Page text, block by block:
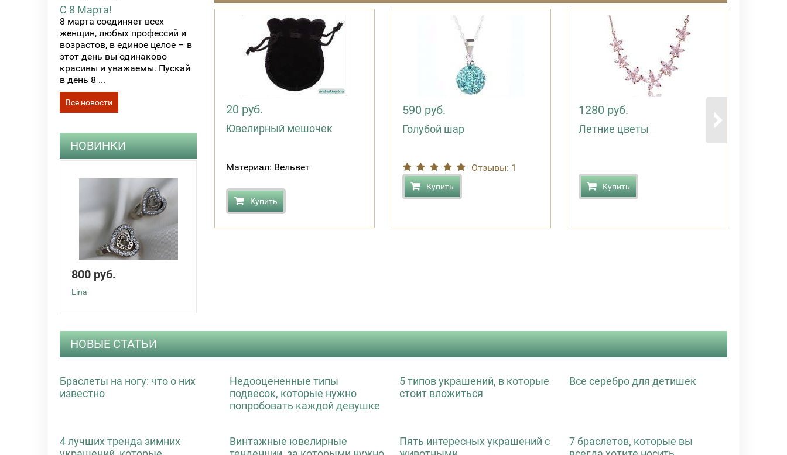
С 8 Марта!
8 марта соединяет всех
женщин, любых профессий и
возрастов, в единое целое – в
этот день вы одинаково
красивы и уважаемы. Пускай
в день 8 ...
Все новости
НОВИНКИ
800 руб.
Lina
20 руб.
Ювелирный мешочек
Материал: Вельвет
Купить
590 руб.
Голубой шар
Отзывы: 1
Купить
1280 руб.
Летние цветы
Купить
НОВЫЕ СТАТЬИ
Браслеты на ногу: что о них
известно
Недооцененные типы
подвесок, которые нужно
попробовать каждой девушке
5 типов украшений, в которые
стоит вложиться
Все серебро для детишек
4 лучших тренда зимних
Винтажные ювелирные
Пять интересных украшений с
7 браслетов, которые вы